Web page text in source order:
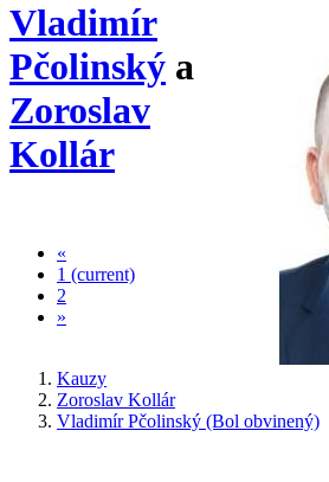
Vladimír
Pčolinský a
Zoroslav
Kollár
«
1 (current)
2
»
Kauzy
Zoroslav Kollár
Vladimír Pčolinský (Bol obvinený)